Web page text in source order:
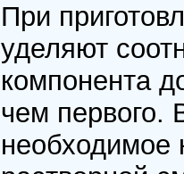
При
уделяют
компонента
чем первого.
необходимое